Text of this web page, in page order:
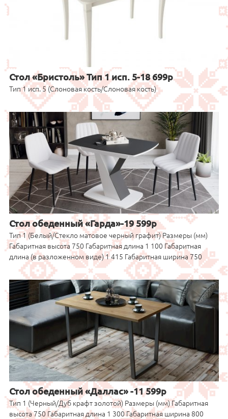
Стол «Бристоль» Тип 1 исп. 5-18 699р
Тип 1 исп. 5 (Слоновая кость/Слоновая кость)
Стол обеденный «Гарда»-19 599р
Тип 1 (Белый/Стекло матовое черный графит) Размеры (мм)
Габаритная высота 750 Габаритная длина 1 100 Габаритная
длина (в разложенном виде) 1 415 Габаритная ширина 750
Стол обеденный «Даллас» -11 599р
Тип 1 (Черный/Дуб крафт золотой) Размеры (мм) Габаритная
высота 750 Габаритная длина 1 300 Габаритная ширина 800